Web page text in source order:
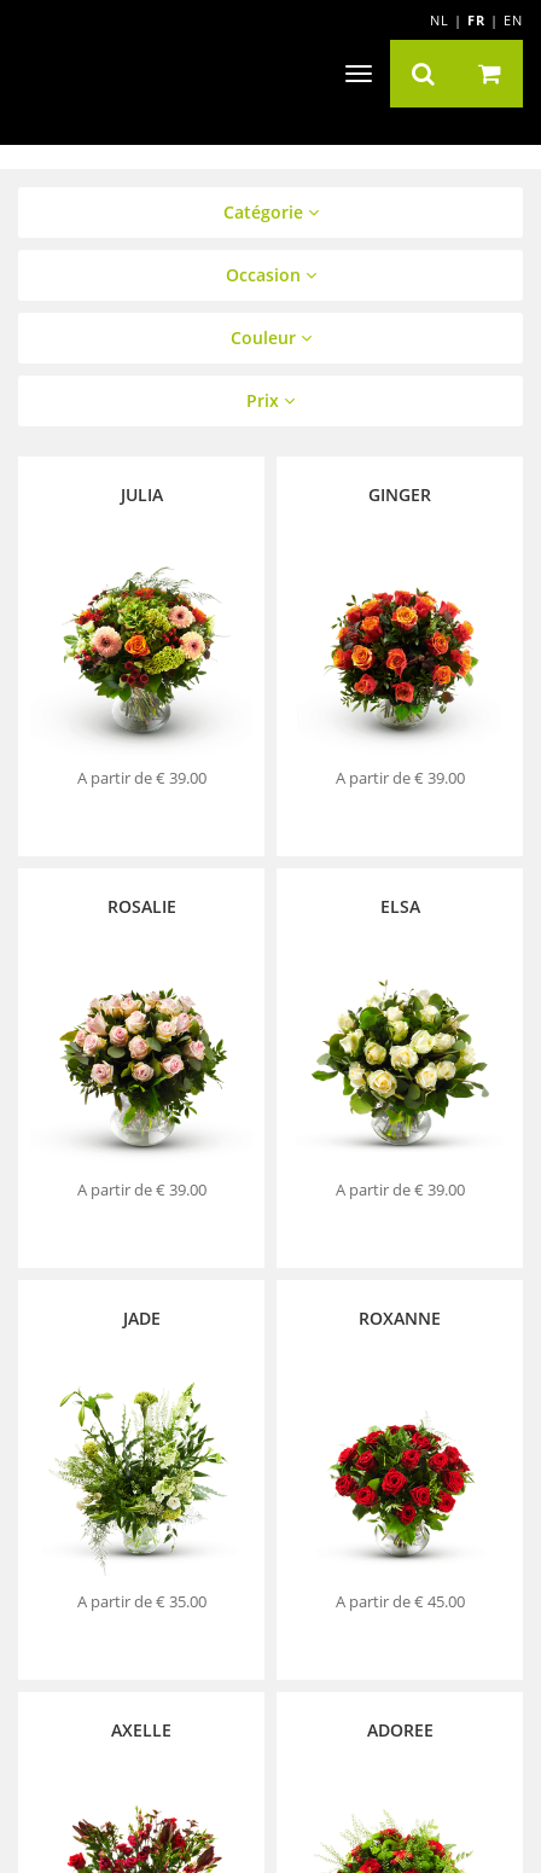
NL | FR | EN
Navigation
Catégorie
Occasion
Couleur
Prix
JULIA
A partir de€ 39.00
GINGER
A partir de€ 39.00
ROSALIE
A partir de€ 39.00
ELSA
A partir de€ 39.00
JADE
A partir de€ 35.00
ROXANNE
A partir de€ 45.00
AXELLE ADOREE